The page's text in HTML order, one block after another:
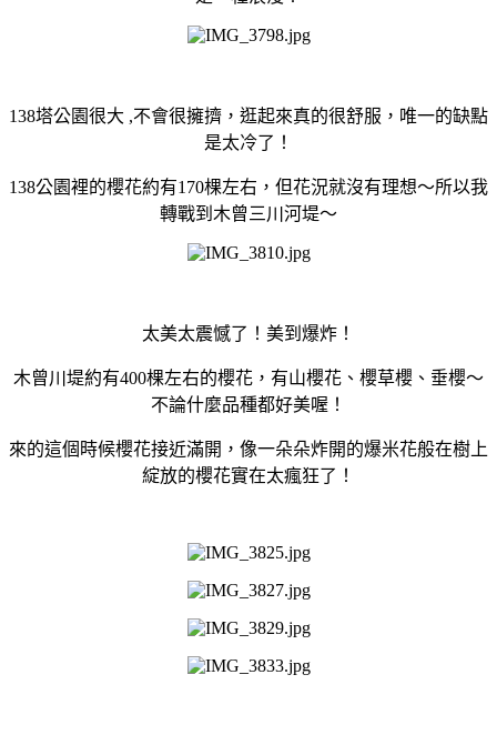
138塔公園很大 ,不會很擁擠，逛起來真的很舒服，唯一的缺點
是太冷了！
138公園裡的櫻花約有170棵左右，但花況就沒有理想～所以我
轉戰到木曾三川河堤～
太美太震憾了！美到爆炸！
木曾川堤約有400棵左右的櫻花，有山櫻花、櫻草櫻、垂櫻～
不論什麼品種都好美喔！
來的這個時候櫻花接近滿開，像一朵朵炸開的爆米花般在樹上
綻放的櫻花實在太瘋狂了！